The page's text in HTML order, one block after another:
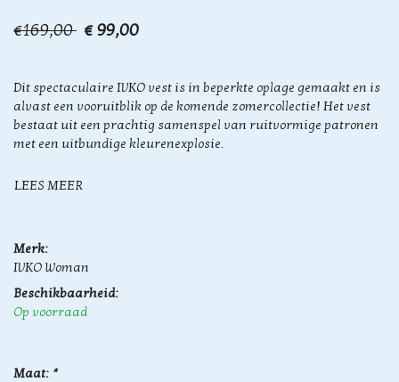
€169,00 € 99,00
Dit spectaculaire IVKO vest is in beperkte oplage gemaakt en is
alvast een vooruitblik op de komende zomercollectie! Het vest
bestaat uit een prachtig samenspel van ruitvormige patronen
met een uitbundige kleurenexplosie.
LEES MEER
Merk:
IVKO Woman
Beschikbaarheid:
Op voorraad
Maat: *